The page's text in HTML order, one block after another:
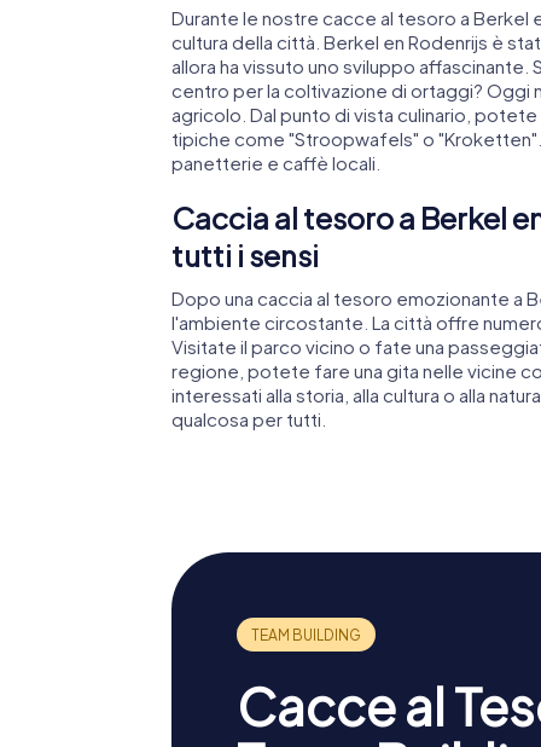
Durante le nostre cacce al tesoro a Berkel
cultura della città. Berkel en Rodenrijs è
allora ha vissuto uno sviluppo
centro per la coltivazione di ortaggi?
agricolo. Dal punto di vista culinario,
tipiche come "Stroopwafels" o
panetterie e caffè locali.
Caccia al tesoro a Berkel
tutti i sensi
Dopo una caccia al tesoro emozionante a
l'ambiente circostante. La città offre
Visitate il parco vicino o fate una
regione, potete fare una gita nelle vicine
interessati alla storia, alla cultura o alla
qualcosa per tutti.
Cacce al